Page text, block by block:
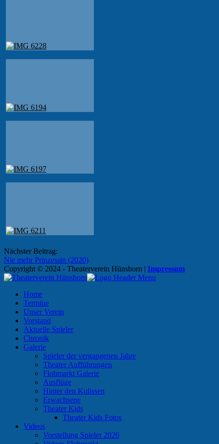
Beitragsnavigation
Nächster Beitrag:
Nie mehr Prinzessin (2020)
Copyright © 2024 - Theaterverein Hünsborn | Impressum
Home
Termine
Unser Verein
Vorstand
Aktuelle Spieler
Chronik
Galerie
Spieler der vergangenen Jahre
Theater Aufführungen
Flohmarkt Galerie
Ausflüge
Hinter den Kulissen
Erwachsene
Theater Kids
Theater Kids Fotos
Videos
Vorstellung Spieler 2026